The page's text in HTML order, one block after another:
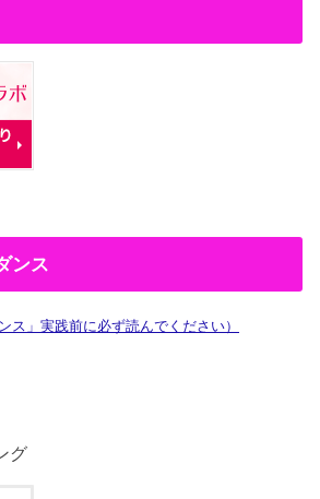
ンス
ス」実践前に必ず読んでください）
グ